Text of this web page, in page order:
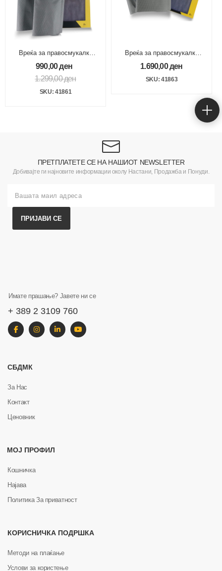
Вреќа за правосмукалки
30l платнена
990,00ден
1.299,00ден
SKU: 41861
Вреќа за правосмукалки
50l платнена 2/1
1.690,00ден
SKU: 41863
ПРЕТПЛАТЕТЕ СЕ НА НАШИОТ NEWSLETTER
Добивајте ги најновите информации околу Настани, Продажба и Понуди.
ПРИЈАВИ СЕ
Имате прашање? Јавете ни се
+ 389 2 3109 760
СБДМК
За Нас
Контакт
Ценовник
МОЈ ПРОФИЛ
Кошничка
Најава
Политика За приватност
КОРИСНИЧКА ПОДРШКА
Методи на плаќање
Услови за користење